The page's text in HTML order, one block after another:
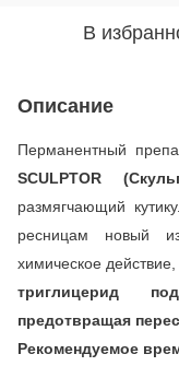
В
Описание
Перманентный
SCULPTOR
размягчающий
ресницам новый
химическое
триглицерид
предотвращая
Рекомендуемое